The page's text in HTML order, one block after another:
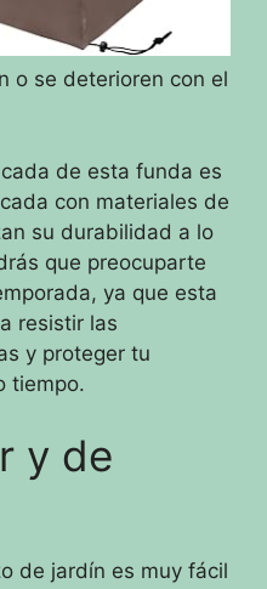
o se deterioren con el
de esta funda es
con materiales de
su durabilidad a lo
que preocuparte
ya que esta
resistir las
y proteger tu
tiempo.
y de
de jardín es muy fácil